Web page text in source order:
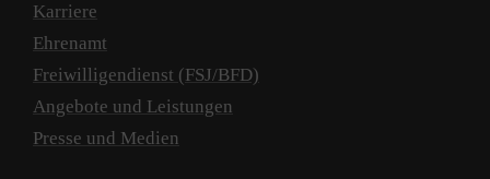
Karriere
Ehrenamt
Freiwilligendienst (FSJ/BFD)
Angebote und Leistungen
Presse und Medien